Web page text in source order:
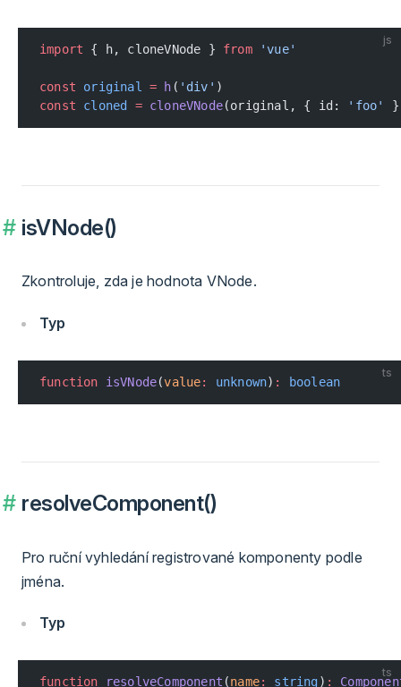
js
import { h, cloneVNode } from 'vue'
const original = h ( 'div' )
const cloned = cloneVNode(original, { id: 'foo'
isVNode()
Zkontroluje, zda je hodnota VNode.
Typ
ts
function isVNode(value: unknown) : boolean
resolveComponent()
Pro ruční vyhledání registrované komponenty podle
jména.
Typ
ts
function resolveComponent (name: string) :